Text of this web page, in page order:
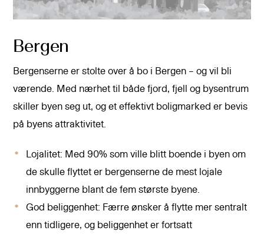
Bergen
Bergenserne er stolte over å bo i Bergen – og vil bli
værende. Med nærhet til både fjord, fjell og bysentrum
skiller byen seg ut, og et effektivt boligmarked er bevis
på byens attraktivitet.
Lojalitet: Med 90% som ville blitt boende i byen om
de skulle flyttet er bergenserne de mest lojale
innbyggerne blant de fem største byene.
God beliggenhet: Færre ønsker å flytte mer sentralt
enn tidligere, og beliggenhet er fortsatt